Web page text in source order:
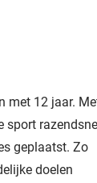
met 12 jaar.
sport
geplaatst. Zo
doelen